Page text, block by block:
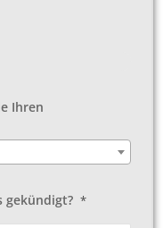
Ihren
gekündigt? *